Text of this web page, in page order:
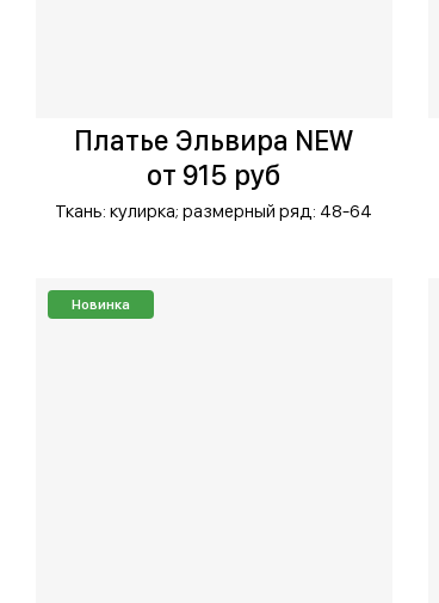
Платье Эльвира NEW
от 915 руб
Ткань: кулирка; размерный ряд: 48-64
Новинка